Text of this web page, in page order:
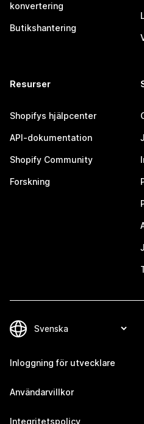
konvertering
Butikshantering
Resurser
Shopifys hjälpcenter
API-dokumentation
Shopify Community
Forskning
Inloggning för utvecklare
Användarvillkor
Integritetspolicy